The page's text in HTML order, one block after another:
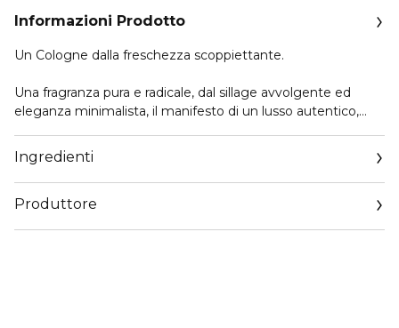
Informazioni Prodotto
Un Cologne dalla freschezza scoppiettante.
Una fragranza pura e radicale, dal sillage avvolgente ed
eleganza minimalista, il manifesto di un lusso autentico,
Ingredienti
Produttore